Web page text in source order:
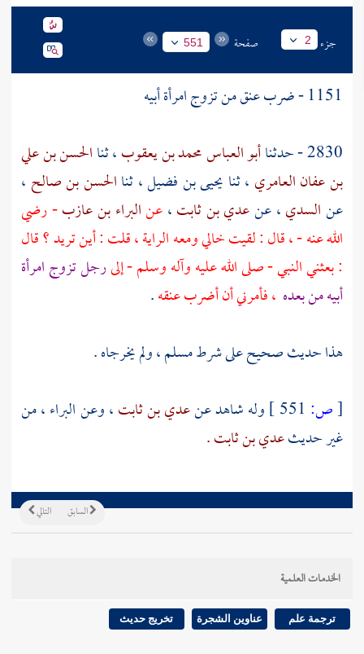
جزء 2 صفحة 551
1151 - ضرب عنق من تزوج امرأة أبيه
2830 - حدثنا
أبو العباس محمد بن يعقوب، ثناالحسن بن علي
بن عفان العامري ، ثنا يحيى بن فضيل، ثناالحسن بن صالح ،
عنالسدي، عنعدي بن ثابت،عنالبراء بن عازب- رضي
الله عنه - ، قال : لقيت خالي ومعه الراية ، قلت : أين تريد ؟ قال
: بعثني النبي - صلى الله عليه وآله وسلم - إلىرجل تزوج امرأة
أبيه من بعده ، فأمرني أن أضرب عنقه.
هذا حديث صحيح على شرطمسلم، ولم يخرجاه .
[ص: وله شاهد عنعدي بن ثابت، وعنالبراء، من
غير حديثعدي بن ثابت .
التالي السابق
الخدمات العلمية
ترجمة علم عناوين الشجرة تخريج حديث